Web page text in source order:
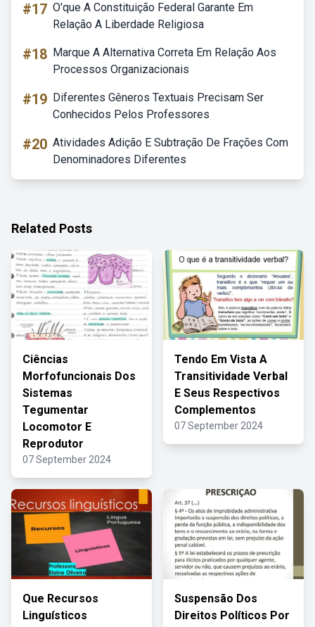
#17 O'que A Constituição Federal Garante Em
Relação A Liberdade Religiosa
#18 Marque A Alternativa Correta Em Relação Aos
Processos Organizacionais
#19 Diferentes Gêneros Textuais Precisam Ser
Conhecidos Pelos Professores
#20 Atividades Adição E Subtração De Frações Com
Denominadores Diferentes
Related Posts
Ciências
Morfofuncionais Dos
Sistemas
Tegumentar
Locomotor E
Reprodutor
07 September 2024
Tendo Em Vista A
Transitividade Verbal
E Seus Respectivos
Complementos
07 September 2024
Que Recursos
Linguísticos
Suspensão Dos
Direitos Políticos Por